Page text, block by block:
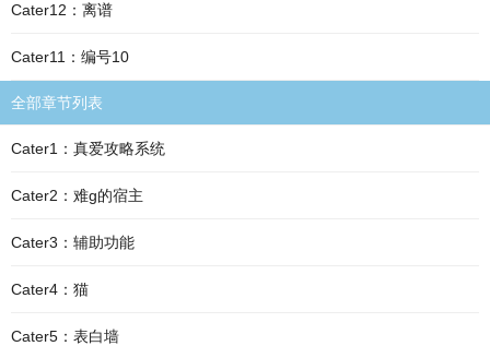
Cater12：离谱
Cater11：编号10
全部章节列表
Cater1：真爱攻略系统
Cater2：难g的宿主
Cater3：辅助功能
Cater4：猫
Cater5：表白墙